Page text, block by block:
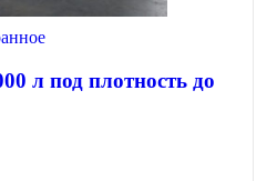
л под плотность до